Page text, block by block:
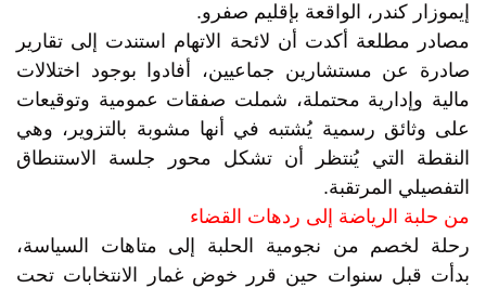
إيموزار كندر، الواقعة بإقليم صفرو.
مصادر مطلعة أكدت أن لائحة الاتهام استندت إلى تقارير
صادرة عن مستشارين جماعيين، أفادوا بوجود اختلالات
مالية وإدارية محتملة، شملت صفقات عمومية وتوقيعات
على وثائق رسمية يُشتبه في أنها مشوبة بالتزوير، وهي
النقطة التي يُنتظر أن تشكل محور جلسة الاستنطاق
التفصيلي المرتقبة.
من حلبة الرياضة إلى ردهات القضاء
رحلة لخصم من نجومية الحلبة إلى متاهات السياسة،
بدأت قبل سنوات حين قرر خوض غمار الانتخابات تحت